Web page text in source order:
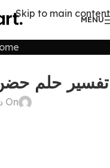
Skip to main content
MENU
تفسير حلم حضن
On ديسمبر 22, 2024